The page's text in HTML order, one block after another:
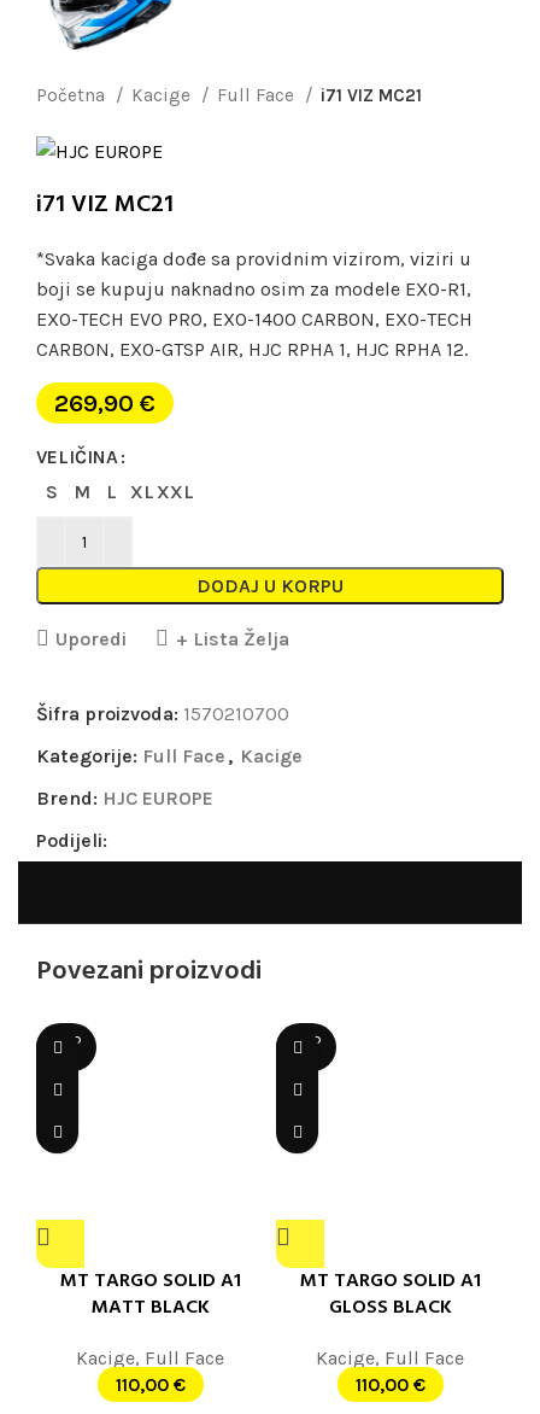
Početna Kacige Full Face i71 VIZ MC21
i71 VIZ MC21
*Svaka kaciga dođe sa providnim vizirom, viziri u
boji se kupuju naknadno osim za modele EXO-R1,
EXO-TECH EVO PRO, EXO-1400 CARBON, EXO-TECH
CARBON, EXO-GTSP AIR, HJC RPHA 1, HJC RPHA 12.
269,90 €
VELIČINA
S
M L XL XXL
DODAJ U KORPU
Uporedi + Lista Želja
Šifra proizvoda: 1570210700
Kategorije: Full Face , Kacige
Brend: HJC EUROPE
Podijeli:
Povezani proizvodi
SOLD
OUT
MT TARGO SOLID A1
MATT BLACK
Kacige, Full Face
110,00 €
SOLD
OUT
MT TARGO SOLID A1
GLOSS BLACK
Kacige, Full Face
110,00 €